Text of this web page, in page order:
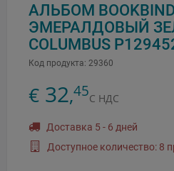
АЛЬБОМ
ЭМЕРАЛДОВЫЙ
COLUMBUS
Код продукта: 29360
€ 32,45С НДС
Доставка 5 - 6 дней
Доступное количество: 8